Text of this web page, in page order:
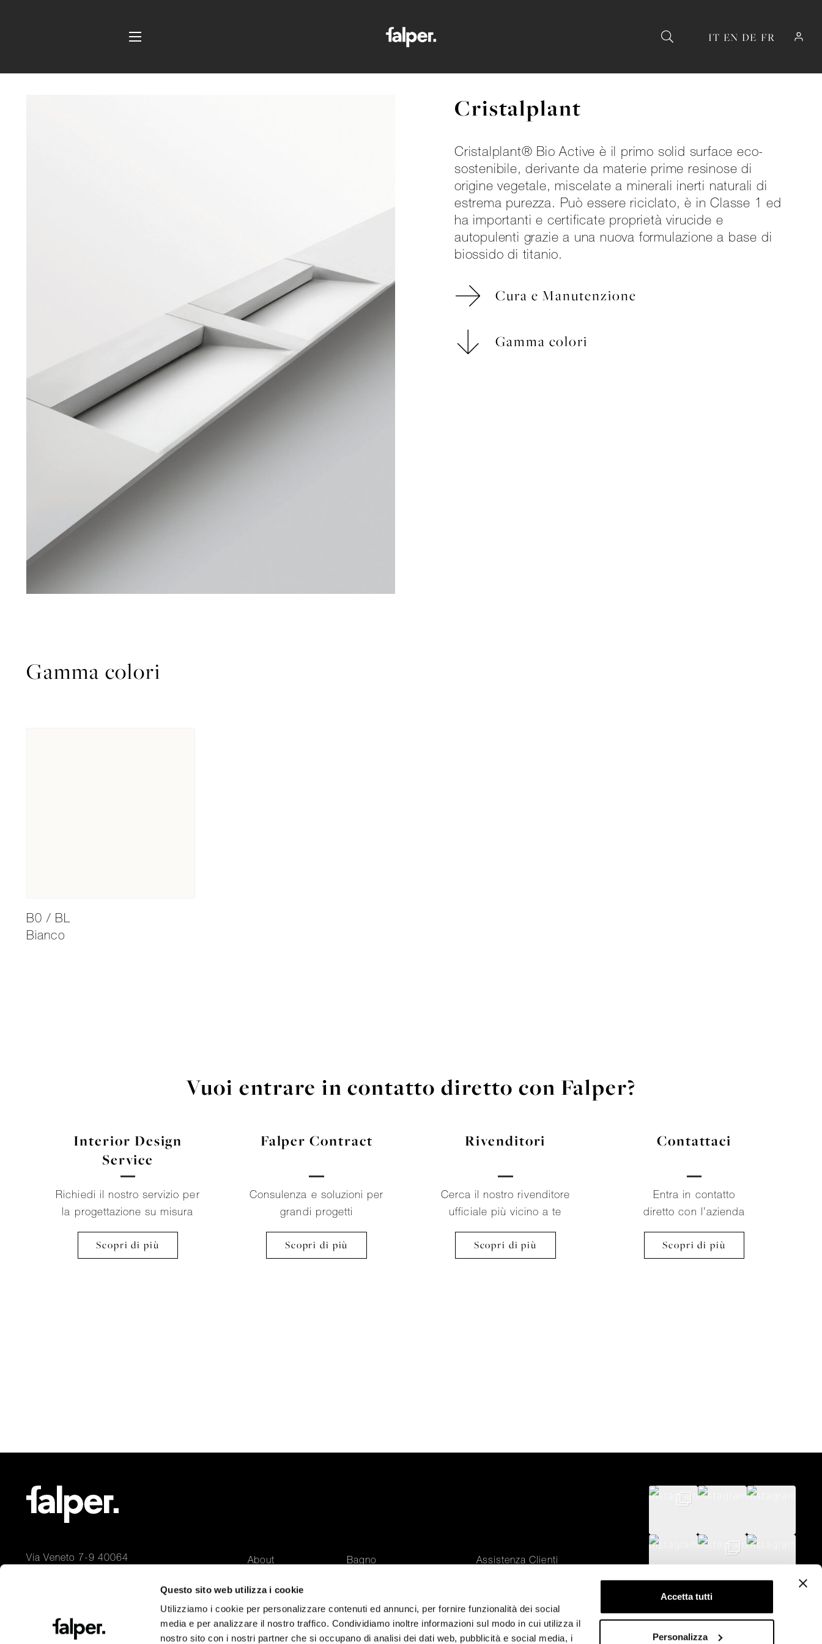
Questo sito web utilizza i cookie
Utilizziamo i cookie per personalizzare contenuti ed annunci, per fornire funzionalità dei social
media e per analizzare il nostro traffico. Condividiamo inoltre informazioni sul modo in cui utilizza il
nostro sito con i nostri partner che si occupano di analisi dei dati web, pubblicità e social media, i
Accetta tutti
Personalizza
IT EN DE FR
Cristalplant
Cristalplant® Bio Active è il primo solid surface eco-
sostenibile, derivante da materie prime resinose di
origine vegetale, miscelate a minerali inerti naturali di
estrema purezza. Può essere riciclato, è in Classe 1 ed
ha importanti e certificate proprietà virucide e
autopulenti grazie a una nuova formulazione a base di
biossido di titanio.
Cura e Manutenzione
Gamma colori
Gamma colori
B0 / BL
Bianco
Vuoi entrare in contatto diretto con Falper?
Interior Design
Service
Falper Contract Rivenditori Contattaci
Richiedi il nostro servizio per
la progettazione su misura
Scopri di più
Consulenza e soluzioni per
grandi progetti
Scopri di più
Cerca il nostro rivenditore
ufficiale più vicino a te
Scopri di più
Entra in contatto
diretto con l’azienda
Scopri di più
Via Veneto 7-9 40064
About
Contatti
Rivenditori
Bagno
ArchiLAB
Assistenza Clienti